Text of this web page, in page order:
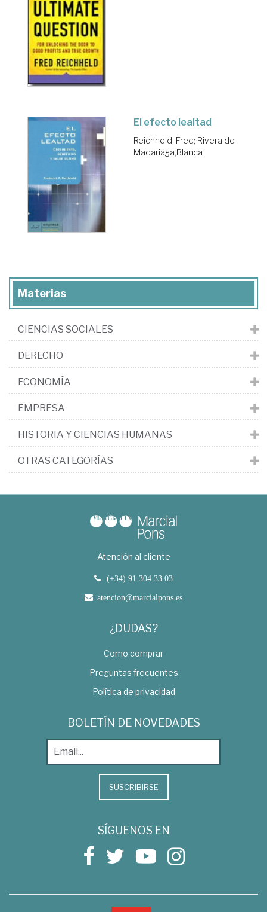
El efecto lealtad
Reichheld, Fred; Rivera de
Madariaga,Blanca
Materias
CIENCIAS SOCIALES
DERECHO
ECONOMÍA
EMPRESA
HISTORIA Y CIENCIAS HUMANAS
OTRAS CATEGORÍAS
Atención al cliente
(+34) 91 304 33 03
atencion@marcialpons.es
¿DUDAS?
Como comprar
Preguntas frecuentes
Política de privacidad
BOLETÍN DE NOVEDADES
SUSCRIBIRSE
SÍGUENOS EN